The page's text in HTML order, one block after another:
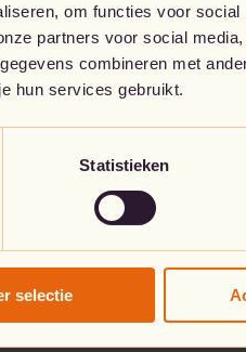
om functies voor social
partners voor social
combineren met
hun services gebruikt.
Statistieken
selectie